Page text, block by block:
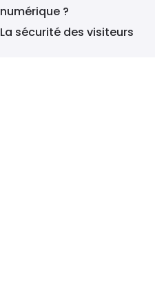
numérique ?
La sécurité des visiteurs